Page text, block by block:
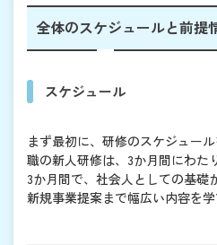
全体のスケジュールと前提
スケジュール
まず最初に、研修のスケジュー
職の新人研修は、3か月間にわた
3か月間で、社会人としての基礎
新規事業提案まで幅広い内容を学